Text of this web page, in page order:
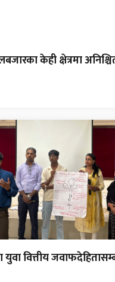
केही क्षेत्रमा
वित्तीय